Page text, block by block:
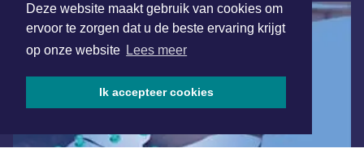
Deze website maakt gebruik van cookies om
ervoor te zorgen dat u de beste ervaring krijgt
op onze website Lees meer
Ik accepteer cookies